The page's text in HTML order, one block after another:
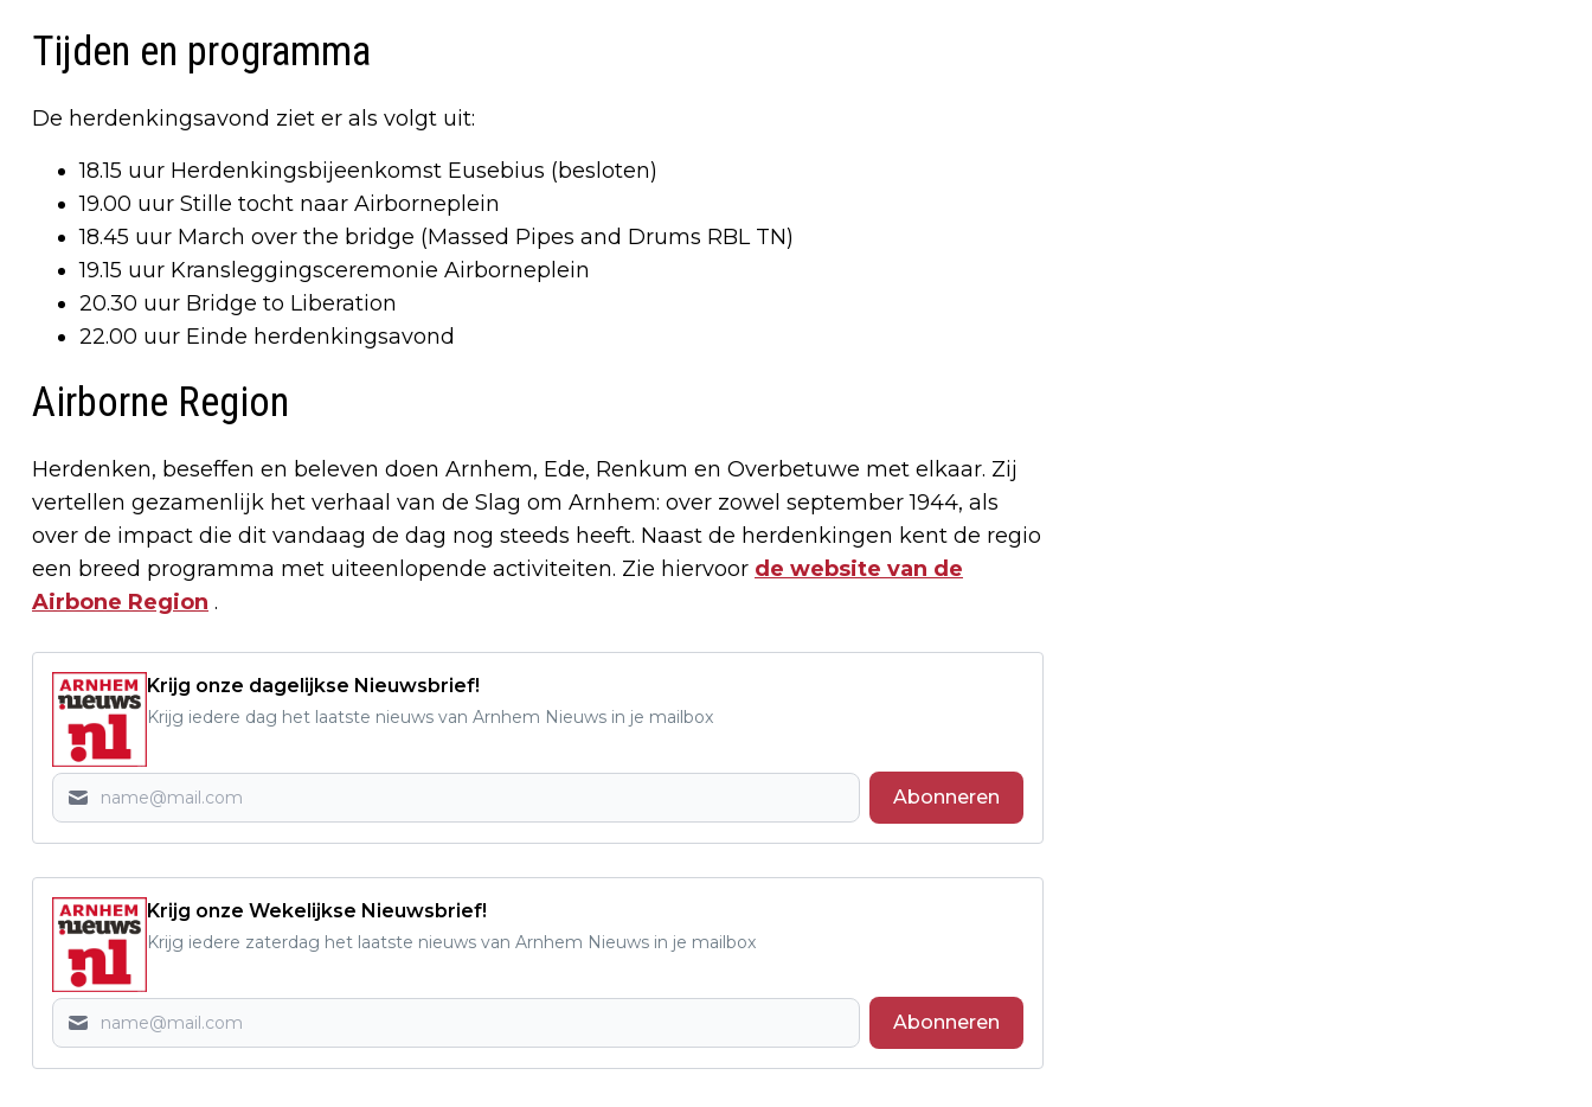
Tijden en programma
De herdenkingsavond ziet er als volgt uit:
18.15 uur Herdenkingsbijeenkomst Eusebius (besloten)
19.00 uur Stille tocht naar Airborneplein
18.45 uur March over the bridge (Massed Pipes and Drums RBL TN)
19.15 uur Kransleggingsceremonie Airborneplein
20.30 uur Bridge to Liberation
22.00 uur Einde herdenkingsavond
Airborne Region
Herdenken, beseffen en beleven doen Arnhem, Ede, Renkum en Overbetuwe met elkaar. Zij
vertellen gezamenlijk het verhaal van de Slag om Arnhem: over zowel september 1944, als
over de impact die dit vandaag de dag nog steeds heeft. Naast de herdenkingen kent de regio
een breed programma met uiteenlopende activiteiten. Zie hiervoor de website van de
Airbone Region .
Krijg onze dagelijkse Nieuwsbrief!
Krijg iedere dag het laatste nieuws van Arnhem Nieuws in je mailbox
Abonneren
Krijg onze Wekelijkse Nieuwsbrief!
Krijg iedere zaterdag het laatste nieuws van Arnhem Nieuws in je mailbox
Abonneren